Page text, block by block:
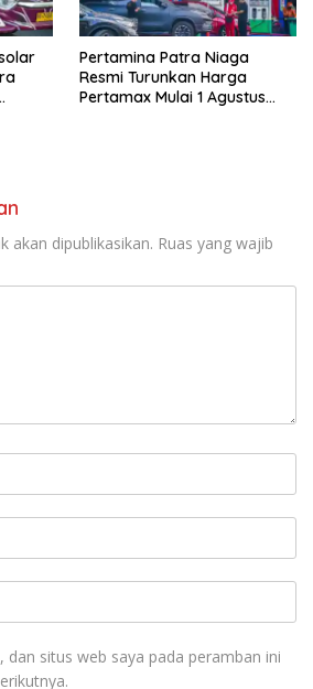
Pertamina Patra Niaga
Resmi Turunkan Harga
Pertamax Mulai 1 Agustus
akan dipublikasikan. Ruas yang wajib
dan situs web saya pada peramban ini